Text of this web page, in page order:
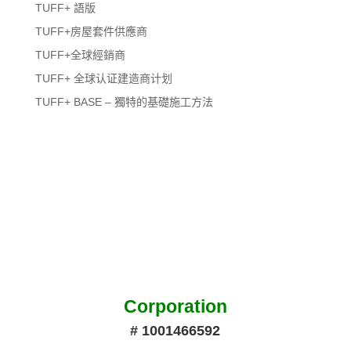
TUFF+ 語版
TUFF+房屋套件供應商
TUFF+全球經銷商
TUFF+ 全球认证建造商计划
TUFF+ BASE – 獨特的基礎施工方法
Corporation
# 1001466592